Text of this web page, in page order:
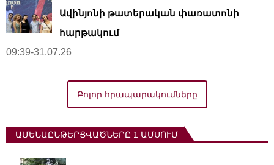
Ավինյոնի թատերական փառատոնի
հարթակում
09:39-31.07.26
Բոլոր հրապարակումները
ԱՄԵՆԱԸՆԹԵՐՑՎԱԾՆԵՐԸ 1 ԱՄՍՈՒՄ